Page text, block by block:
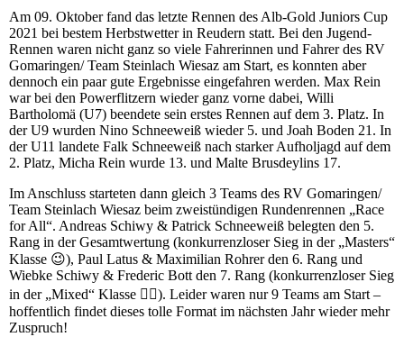
Am 09. Oktober fand das letzte Rennen des Alb-Gold Juniors Cup
2021 bei bestem Herbstwetter in Reudern statt. Bei den Jugend-
Rennen waren nicht ganz so viele Fahrerinnen und Fahrer des RV
Gomaringen/ Team Steinlach Wiesaz am Start, es konnten aber
dennoch ein paar gute Ergebnisse eingefahren werden. Max Rein
war bei den Powerflitzern wieder ganz vorne dabei, Willi
Bartholomä (U7) beendete sein erstes Rennen auf dem 3. Platz. In
der U9 wurden Nino Schneeweiß wieder 5. und Joah Boden 21. In
der U11 landete Falk Schneeweiß nach starker Aufholjagd auf dem
2. Platz, Micha Rein wurde 13. und Malte Brusdeylins 17.
Im Anschluss starteten dann gleich 3 Teams des RV Gomaringen/
Team Steinlach Wiesaz beim zweistündigen Rundenrennen „Race
for All“. Andreas Schiwy & Patrick Schneeweiß belegten den 5.
Rang in der Gesamtwertung (konkurrenzloser Sieg in der „Masters“
Klasse 😉), Paul Latus & Maximilian Rohrer den 6. Rang und
Wiebke Schiwy & Frederic Bott den 7. Rang (konkurrenzloser Sieg
in der „Mixed“ Klasse 🤷‍♀️). Leider waren nur 9 Teams am Start –
hoffentlich findet dieses tolle Format im nächsten Jahr wieder mehr
Zuspruch!